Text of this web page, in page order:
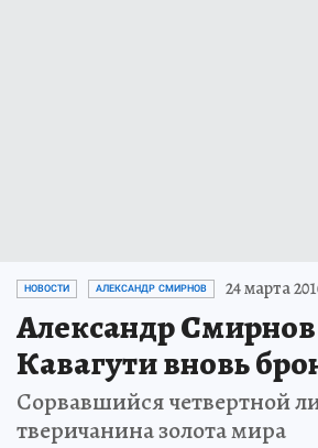
НОВОСТИ АЛЕКСАНДР СМИРНОВ 24 марта
Александр
Кавагути вновь
Сорвавшийся четвертной
тверичанина золота мира